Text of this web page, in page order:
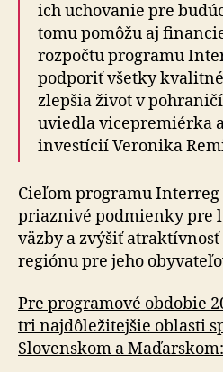
ich uchovanie pre
tomu pomôžu aj
rozpočtu programu
podporiť všetky
zlepšia život v
uviedla vicepremiérka
investícií Veronika
Cieľom programu Interreg
priaznivé podmienky pre
väzby a zvýšiť
regiónu pre jeho
Pre programové obdobie
tri najdôležitejšie oblasti
Slovenskom a Maďarskom: